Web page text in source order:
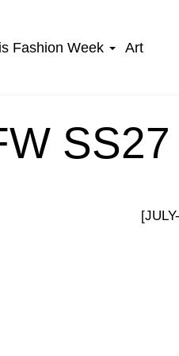
Fashion Week Art